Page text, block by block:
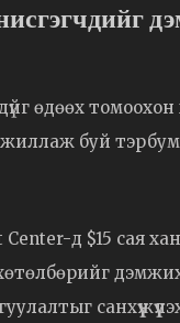
өдөөх
буй
д $15 сая